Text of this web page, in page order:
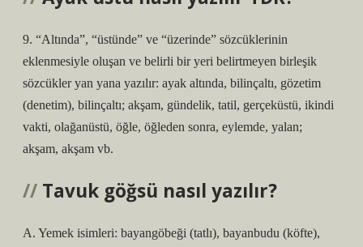
9. “Altında”, “üstünde” ve “üzerinde” sözcüklerinin
eklenmesiyle oluşan ve belirli bir yeri belirtmeyen birleşik
sözcükler yan yana yazılır: ayak altında, bilinçaltı, gözetim
(denetim), bilinçaltı; akşam, gündelik, tatil, gerçeküstü, ikindi
vakti, olağanüstü, öğle, öğleden sonra, eylemde, yalan;
akşam, akşam vb.
Tavuk göğsü nasıl yazılır?
A. Yemek isimleri: bayangöbeği (tatlı), bayanbudu (köfte),